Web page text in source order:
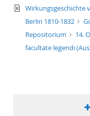
text/xml
Wirkungsgeschichte
Berlin 1810-1832
Repositorium
14.
facultate legendi